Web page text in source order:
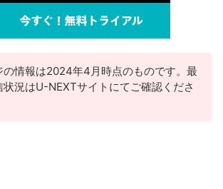
の情報は2024年4月時点のものです。最
状況はU-NEXTサイトにてご確認くださ